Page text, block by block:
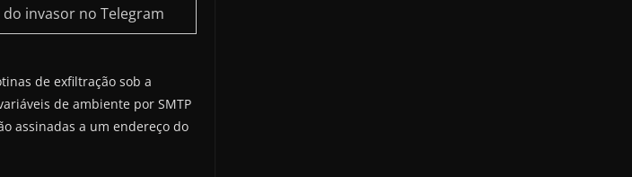
do invasor no Telegram
de exfiltração sob a
de ambiente por SMTP
assinadas a um endereço do